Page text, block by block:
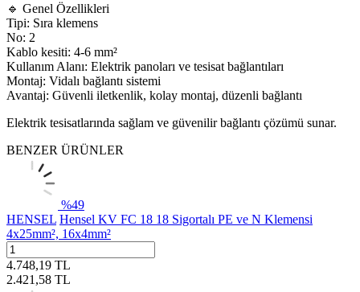
🔹 Genel Özellikleri
Tipi: Sıra klemens
No: 2
Kablo kesiti: 4-6 mm²
Kullanım Alanı: Elektrik panoları ve tesisat bağlantıları
Montaj: Vidalı bağlantı sistemi
Avantaj: Güvenli iletkenlik, kolay montaj, düzenli bağlantı
Elektrik tesisatlarında sağlam ve güvenilir bağlantı çözümü sunar.
BENZER ÜRÜNLER
%49
HENSEL Hensel KV FC 18 18 Sigortalı PE ve N Klemensi
4x25mm², 16x4mm²
4.748,19 TL
2.421,58 TL